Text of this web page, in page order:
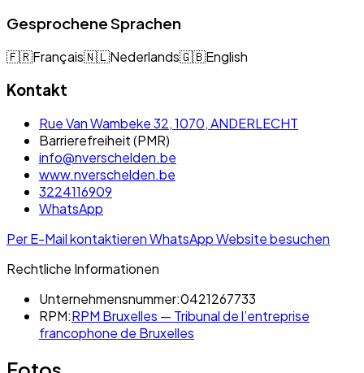
Gesprochene Sprachen
🇫🇷Français🇳🇱Nederlands🇬🇧English
Kontakt
Rue Van Wambeke 32, 1070, ANDERLECHT
Barrierefreiheit (PMR)
info@nverschelden.be
www.nverschelden.be
3224116909
WhatsApp
Per E-Mail kontaktierenWhatsAppWebsite besuchen
Rechtliche Informationen
Unternehmensnummer:0421267733
RPM:RPM Bruxelles — Tribunal de l’entreprise
francophone de Bruxelles